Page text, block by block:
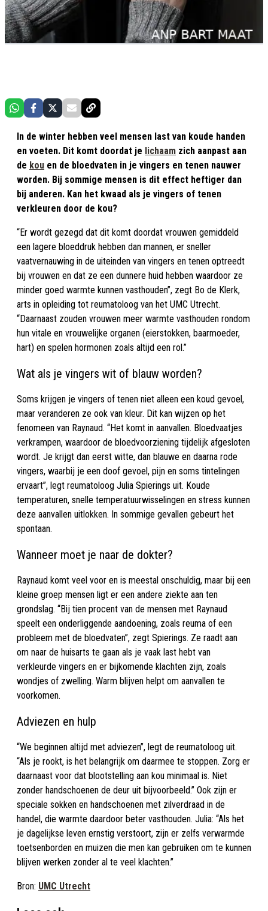
In de winter hebben veel mensen last van koude handen
en voeten. Dit komt doordat je lichaam zich aanpast aan
de kou en de bloedvaten in je vingers en tenen nauwer
worden. Bij sommige mensen is dit effect heftiger dan
bij anderen. Kan het kwaad als je vingers of tenen
verkleuren door de kou?
“Er wordt gezegd dat dit komt doordat vrouwen gemiddeld
een lagere bloeddruk hebben dan mannen, er sneller
vaatvernauwing in de uiteinden van vingers en tenen optreedt
bij vrouwen en dat ze een dunnere huid hebben waardoor ze
minder goed warmte kunnen vasthouden”, zegt Bo de Klerk,
arts in opleiding tot reumatoloog van het UMC Utrecht.
“Daarnaast zouden vrouwen meer warmte vasthouden rondom
hun vitale en vrouwelijke organen (eierstokken, baarmoeder,
hart) en spelen hormonen zoals altijd een rol.”
Wat als je vingers wit of blauw worden?
Soms krijgen je vingers of tenen niet alleen een koud gevoel,
maar veranderen ze ook van kleur. Dit kan wijzen op het
fenomeen van Raynaud. “Het komt in aanvallen. Bloedvaatjes
verkrampen, waardoor de bloedvoorziening tijdelijk afgesloten
wordt. Je krijgt dan eerst witte, dan blauwe en daarna rode
vingers, waarbij je een doof gevoel, pijn en soms tintelingen
ervaart”, legt reumatoloog Julia Spierings uit. Koude
temperaturen, snelle temperatuurwisselingen en stress kunnen
deze aanvallen uitlokken. In sommige gevallen gebeurt het
spontaan.
Wanneer moet je naar de dokter?
Raynaud komt veel voor en is meestal onschuldig, maar bij een
kleine groep mensen ligt er een andere ziekte aan ten
grondslag. “Bij tien procent van de mensen met Raynaud
speelt een onderliggende aandoening, zoals reuma of een
probleem met de bloedvaten”, zegt Spierings. Ze raadt aan
om naar de huisarts te gaan als je vaak last hebt van
verkleurde vingers en er bijkomende klachten zijn, zoals
wondjes of zwelling. Warm blijven helpt om aanvallen te
voorkomen.
Adviezen en hulp
“We beginnen altijd met adviezen”, legt de reumatoloog uit.
“Als je rookt, is het belangrijk om daarmee te stoppen. Zorg er
daarnaast voor dat blootstelling aan kou minimaal is. Niet
zonder handschoenen de deur uit bijvoorbeeld.” Ook zijn er
speciale sokken en handschoenen met zilverdraad in de
handel, die warmte daardoor beter vasthouden. Julia: “Als het
je dagelijkse leven ernstig verstoort, zijn er zelfs verwarmde
toetsenborden en muizen die men kan gebruiken om te kunnen
blijven werken zonder al te veel klachten.”
Bron: UMC Utrecht